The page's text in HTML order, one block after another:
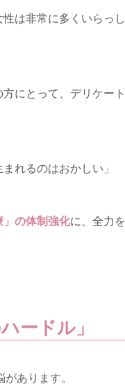
は非常に多くいらっし
にとって、デリケート
れるのはおかしい」
の体制強化に、全力を
ードル」
あります。